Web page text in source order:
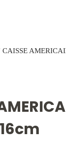
CAISSE